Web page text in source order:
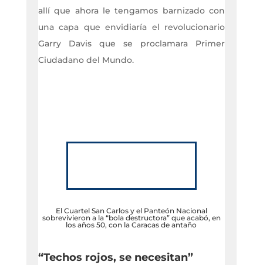
allí que ahora le tengamos barnizado con
una capa que envidiaría el revolucionario
Garry Davis que se proclamara Primer
Ciudadano del Mundo.
El Cuartel San Carlos y el Panteón Nacional
sobrevivieron a la “bola destructora” que acabó, en
los años 50, con la Caracas de antaño
“Techos rojos, se necesitan”